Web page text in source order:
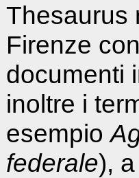
Thesaurus
Firenze
documenti
inoltre i
esempio
federale),